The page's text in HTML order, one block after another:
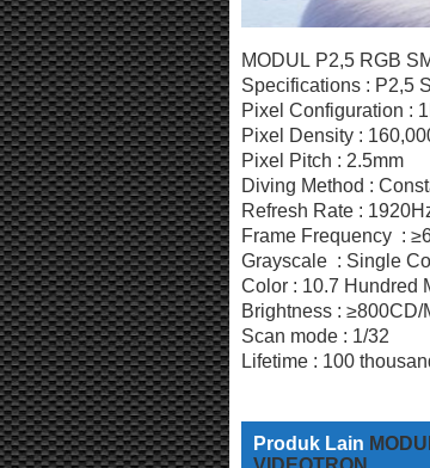
MODUL P2,5 RGB
Specifications : P2,5
Pixel Configuration :
Pixel Density :
Pixel Pitch : 2.5mm
Diving Method :
Refresh Rate :
Frame Frequency :
Grayscale : Single
Color : 10.7 Hundred
Brightness : ≥800CD/
Scan mode : 1/32
Lifetime : 100
Produk Lain